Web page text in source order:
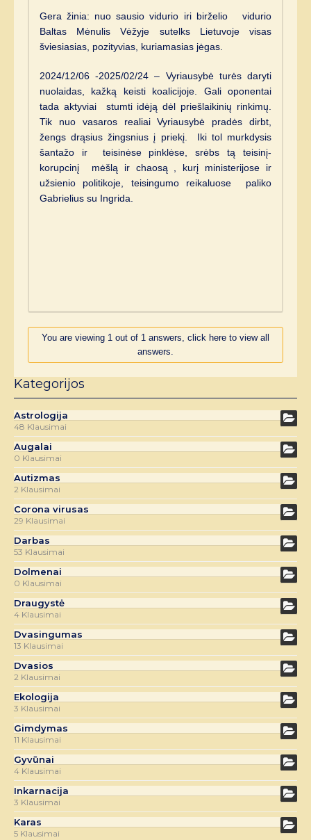
Gera žinia: nuo sausio vidurio iri birželio vidurio
Baltas Mėnulis Vėžyje sutelks Lietuvoje visas
šviesiasias, pozityvias, kuriamasias jėgas.
2024/12/06 -2025/02/24 – Vyriausybė turės daryti
nuolaidas, kažką keisti koalicijoje. Gali oponentai
tada aktyviai stumti idėją dėl priešlaikinių rinkimų.
Tik nuo vasaros realiai Vyriausybė pradės dirbt,
žengs drąsius žingsnius į priekį. Iki tol murkdysis
šantažo ir teisinėse pinklėse, srėbs tą teisinį-
korupcinį mėšlą ir chaosą , kurį ministerijose ir
užsienio politikoje, teisingumo reikaluose paliko
Gabrielius su Ingrida.
You are viewing 1 out of 1 answers, click here to view all
answers.
Kategorijos
Astrologija
48 Klausimai
Augalai
0 Klausimai
Autizmas
2 Klausimai
Corona virusas
29 Klausimai
Darbas
53 Klausimai
Dolmenai
0 Klausimai
Draugystė
4 Klausimai
Dvasingumas
13 Klausimai
Dvasios
2 Klausimai
Ekologija
3 Klausimai
Gimdymas
11 Klausimai
Gyvūnai
4 Klausimai
Inkarnacija
3 Klausimai
Karas
5 Klausimai